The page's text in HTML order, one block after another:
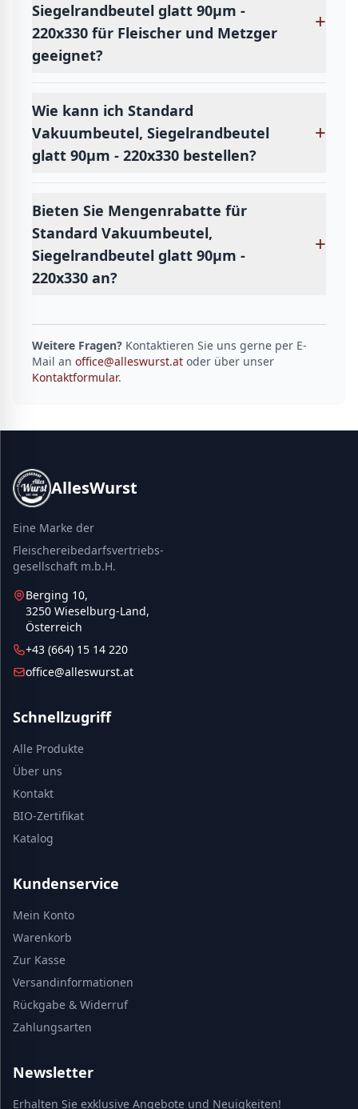
Siegelrandbeutel glatt 90µm -
220x330 für Fleischer und Metzger
geeignet?
+
Wie kann ich Standard
Vakuumbeutel, Siegelrandbeutel
glatt 90µm - 220x330 bestellen?
+
Bieten Sie Mengenrabatte für
Standard Vakuumbeutel,
Siegelrandbeutel glatt 90µm -
220x330 an?
+
Weitere Fragen? Kontaktieren Sie uns gerne per E-
Mail an office@alleswurst.at oder über unser
Kontaktformular.
AllesWurst
Eine Marke der
Fleischereibedarfsvertriebs-
gesellschaft m.b.H.
Berging 10,
3250 Wieselburg-Land,
Österreich
+43 (664) 15 14 220
office@alleswurst.at
Schnellzugriff
Alle Produkte
Über uns
Kontakt
BIO-Zertifikat
Katalog
Kundenservice
Mein Konto
Warenkorb
Zur Kasse
Versandinformationen
Rückgabe & Widerruf
Zahlungsarten
Newsletter
Erhalten Sie exklusive Angebote und Neuigkeiten!